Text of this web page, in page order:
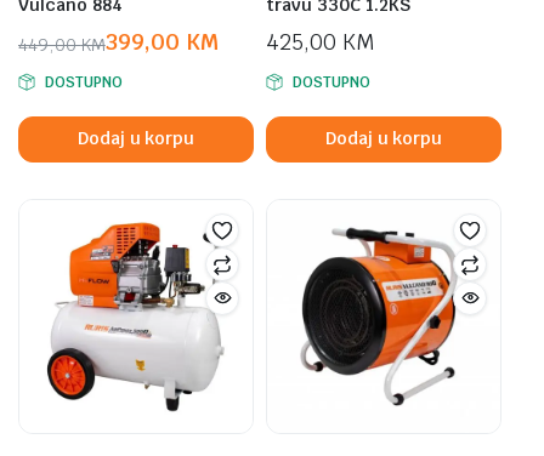
Vulcano 884
449,00KM
Original
price
was:
449,00 KM.
399,00 KM
Current
price
is:
399,00 KM.
DOSTUPNO
Dodaj u korpu
travu 330C 1.2KS
425,00 KM
DOSTUPNO
Dodaj u korpu